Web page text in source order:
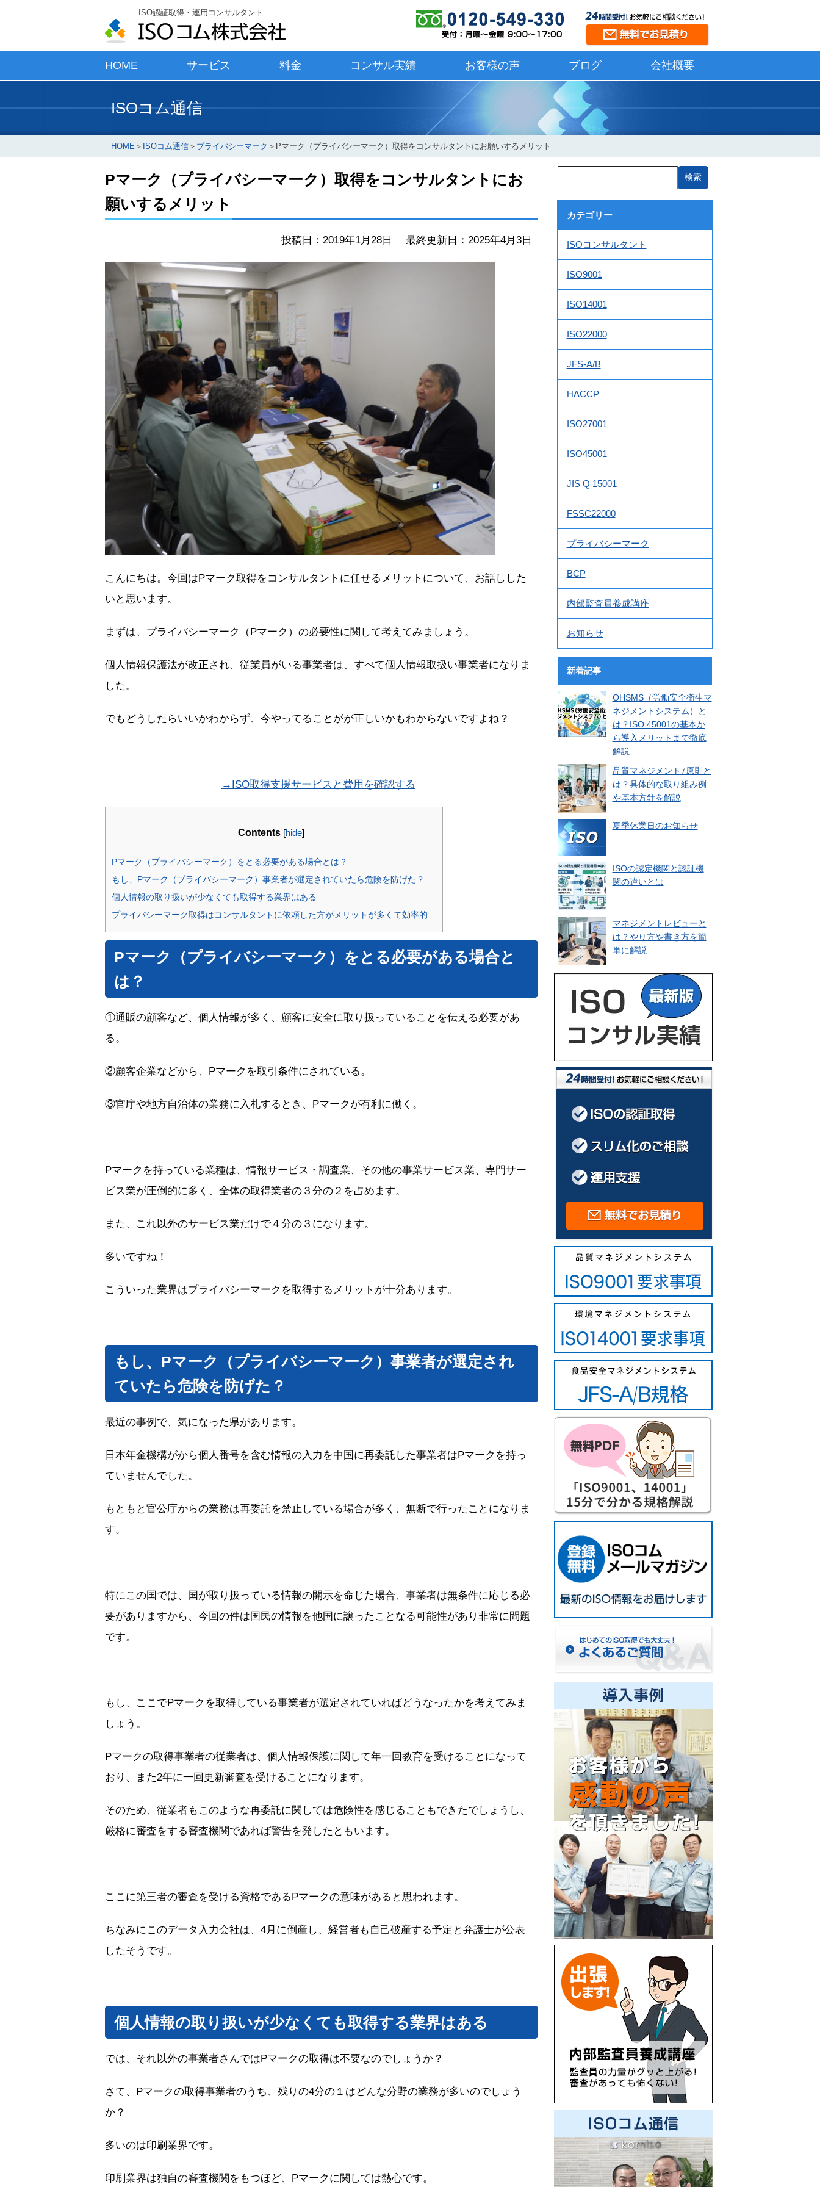
ISO認証取得・運用コンサルタント
HOME サービス 料金 コンサル実績 お客様の声 ブログ 会社概要
ISOコム通信
HOME ＞ ISOコム通信 ＞ プライバシーマーク ＞ Pマーク（プライバシーマーク）取得をコンサルタントにお願いするメリット
Pマーク（プライバシーマーク）取得をコンサルタントにお
願いするメリット
投稿日：2019年1月28日 最終更新日：2025年4月3日
こんにちは。今回はPマーク取得をコンサルタントに任せるメリットについて、お話しした
いと思います。
まずは、プライバシーマーク（Pマーク）の必要性に関して考えてみましょう。
個人情報保護法が改正され、従業員がいる事業者は、すべて個人情報取扱い事業者になりま
した。
でもどうしたらいいかわからず、今やってることがが正しいかもわからないですよね？
→ISO取得支援サービスと費用を確認する
Contents [hide]
Pマーク（プライバシーマーク）をとる必要がある場合とは？
もし、Pマーク（プライバシーマーク）事業者が選定されていたら危険を防げた？
個人情報の取り扱いが少なくても取得する業界はある
プライバシーマーク取得はコンサルタントに依頼した方がメリットが多くて効率的
Pマーク（プライバシーマーク）をとる必要がある場合と
は？
①通販の顧客など、個人情報が多く、顧客に安全に取り扱っていることを伝える必要があ
る。
②顧客企業などから、Pマークを取引条件にされている。
③官庁や地方自治体の業務に入札するとき、Pマークが有利に働く。
Pマークを持っている業種は、情報サービス・調査業、その他の事業サービス業、専門サー
ビス業が圧倒的に多く、全体の取得業者の３分の２を占めます。
また、これ以外のサービス業だけで４分の３になります。
多いですね！
こういった業界はプライバシーマークを取得するメリットが十分あります。
もし、Pマーク（プライバシーマーク）事業者が選定され
ていたら危険を防げた？
最近の事例で、気になった県があります。
日本年金機構がから個人番号を含む情報の入力を中国に再委託した事業者はPマークを持っ
ていませんでした。
もともと官公庁からの業務は再委託を禁止している場合が多く、無断で行ったことになりま
す。
特にこの国では、国が取り扱っている情報の開示を命じた場合、事業者は無条件に応じる必
要がありますから、今回の件は国民の情報を他国に譲ったことなる可能性があり非常に問題
です。
もし、ここでPマークを取得している事業者が選定されていればどうなったかを考えてみま
しょう。
Pマークの取得事業者の従業者は、個人情報保護に関して年一回教育を受けることになって
おり、また2年に一回更新審査を受けることになります。
そのため、従業者もこのような再委託に関しては危険性を感じることもできたでしょうし、
厳格に審査をする審査機関であれば警告を発したともいます。
ここに第三者の審査を受ける資格であるPマークの意味があると思われます。
ちなみにこのデータ入力会社は、4月に倒産し、経営者も自己破産する予定と弁護士が公表
したそうです。
個人情報の取り扱いが少なくても取得する業界はある
では、それ以外の事業者さんではPマークの取得は不要なのでしょうか？
さて、Pマークの取得事業者のうち、残りの4分の１はどんな分野の業務が多いのでしょう
か？
多いのは印刷業界です。
印刷業界は独自の審査機関をもつほど、Pマークに関しては熱心です。
カテゴリー
ISOコンサルタント
ISO9001
ISO14001
ISO22000
JFS-A/B
HACCP
ISO27001
ISO45001
JIS Q 15001
FSSC22000
プライバシーマーク
BCP
内部監査員養成講座
お知らせ
新着記事
OHSMS（労働安全衛生マ
ネジメントシステム）と
は？ISO 45001の基本か
ら導入メリットまで徹底
解説
品質マネジメント7原則と
は？具体的な取り組み例
や基本方針を解説
夏季休業日のお知らせ
ISOの認定機関と認証機
関の違いとは
マネジメントレビューと
は？やり方や書き方を簡
単に解説